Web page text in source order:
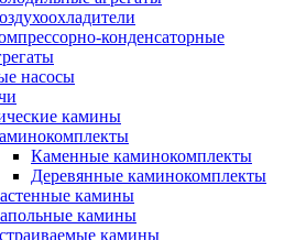
конденсаторные
насосы
камины
Каменные каминокомплекты
Деревянные каминокомплекты
камины
камины
камины